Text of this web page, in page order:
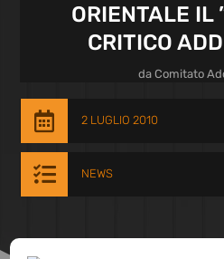
ORIENTALE IL
CRITICO
da Comitato
 2 LUGLIO 2010
 NEWS